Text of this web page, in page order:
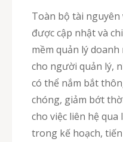
Toàn bộ tài
được cập nhật và
mềm quản lý
cho người quản lý,
có thể nắm bắt
chóng, giảm bớt
cho việc liên hệ
trong kế hoạch,